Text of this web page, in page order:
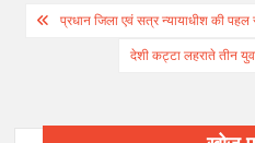
Post
navigation
प्रधान जिला एवं सत्र न्यायाधीश की पहल
देशी कट्टा लहराते तीन